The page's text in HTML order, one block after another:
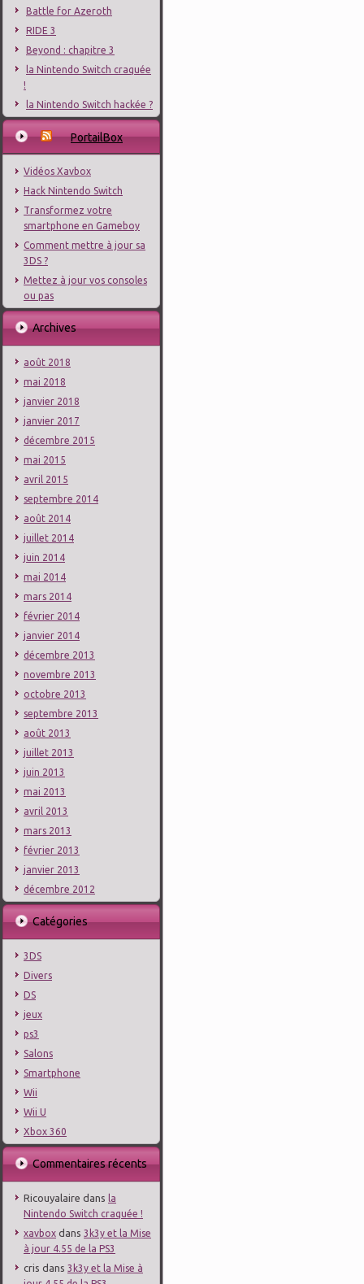
Battle for Azeroth
RIDE 3
Beyond : chapitre 3
la Nintendo Switch craquée
!
la Nintendo Switch hackée ?
PortailBox
Vidéos Xavbox
Hack Nintendo Switch
Transformez votre
smartphone en Gameboy
Comment mettre à jour sa
3DS ?
Mettez à jour vos consoles
ou pas
Archives
août 2018
mai 2018
janvier 2018
janvier 2017
décembre 2015
mai 2015
avril 2015
septembre 2014
août 2014
juillet 2014
juin 2014
mai 2014
mars 2014
février 2014
janvier 2014
décembre 2013
novembre 2013
octobre 2013
septembre 2013
août 2013
juillet 2013
juin 2013
mai 2013
avril 2013
mars 2013
février 2013
janvier 2013
décembre 2012
Catégories
3DS
Divers
DS
jeux
ps3
Salons
Smartphone
Wii
Wii U
Xbox 360
Commentaires récents
Ricouyalaire dans la
Nintendo Switch craquée !
xavbox dans 3k3y et la Mise
à jour 4.55 de la PS3
cris dans 3k3y et la Mise à